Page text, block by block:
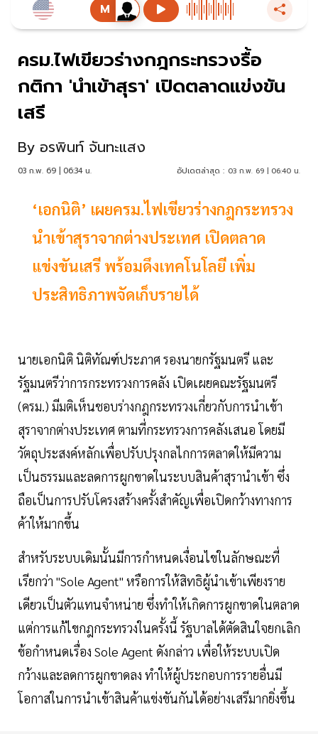
ครม.ไฟเขียวร่างกฎกระทรวงรื้อ
กติกา 'นำเข้าสุรา' เปิดตลาดแข่งขัน
เสรี
By อรพินท์ จันทะแสง
03 ก.พ. 69 | 06:34 น. อัปเดตล่าสุด : 03 ก.พ. 69 | 06:40 น.
‘เอกนิติ’ เผยครม.ไฟเขียวร่างกฎกระทรวง
นำเข้าสุราจากต่างประเทศ เปิดตลาด
แข่งขันเสรี พร้อมดึงเทคโนโลยี เพิ่ม
ประสิทธิภาพจัดเก็บรายได้
นายเอกนิติ นิติทัณฑ์ประภาศ รองนายกรัฐมนตรี และ
รัฐมนตรีว่าการกระทรวงการคลัง เปิดเผยคณะรัฐมนตรี
(ครม.) มีมติเห็นชอบร่างกฎกระทรวงเกี่ยวกับการนำเข้า
สุราจากต่างประเทศ ตามที่กระทรวงการคลังเสนอ โดยมี
วัตถุประสงค์หลักเพื่อปรับปรุงกลไกการตลาดให้มีความ
เป็นธรรมและลดการผูกขาดในระบบสินค้าสุรานำเข้า ซึ่ง
ถือเป็นการปรับโครงสร้างครั้งสำคัญเพื่อเปิดกว้างทางการ
ค้าให้มากขึ้น
สำหรับระบบเดิมนั้นมีการกำหนดเงื่อนไขในลักษณะที่
เรียกว่า "Sole Agent" หรือการให้สิทธิผู้นำเข้าเพียงราย
เดียวเป็นตัวแทนจำหน่าย ซึ่งทำให้เกิดการผูกขาดในตลาด
แต่การแก้ไขกฎกระทรวงในครั้งนี้ รัฐบาลได้ตัดสินใจยกเลิก
ข้อกำหนดเรื่อง Sole Agent ดังกล่าว เพื่อให้ระบบเปิด
กว้างและลดการผูกขาดลง ทำให้ผู้ประกอบการรายอื่นมี
โอกาสในการนำเข้าสินค้าแข่งขันกันได้อย่างเสรีมากยิ่งขึ้น